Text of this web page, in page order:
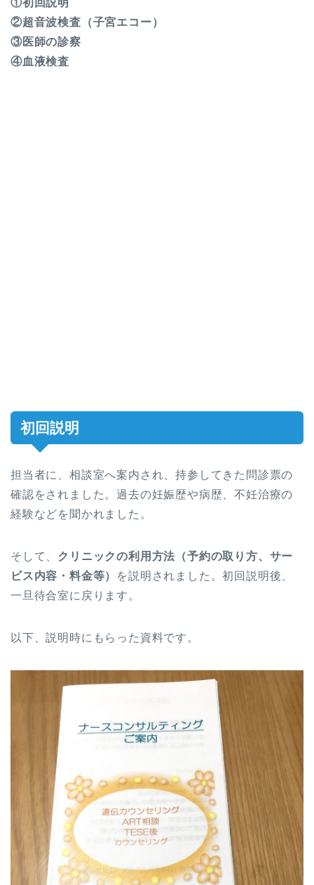
①初回説明
②超音波検査（子宮エコー）
③医師の診察
④血液検査
初回説明
担当者に、相談室へ案内され、持参してきた問診票の
確認をされました。過去の妊娠歴や病歴、不妊治療の
経験などを聞かれました。
そして、 クリニックの利用方法（予約の取り方、サー
ビス内容・料金等）
を説明されました。初回説明後、
一旦待合室に戻ります。
以下、説明時にもらった資料です。